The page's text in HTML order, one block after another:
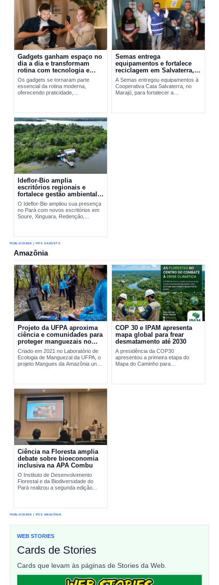
Gadgets ganham espaço no
dia a dia e transformam
rotina com tecnologia e
praticidade
Os gadgets se tornaram parte
essencial da rotina moderna,
oferecendo praticidade,
dispositivos vai do Walkman aos
smartphones...
Semas entrega
equipamentos e fortalece
reciclagem em Salvaterra,
no Marajó
A Semas entregou equipamentos à
Cooperativa Cata Salvaterra, no
Marajó, para fortalecer a
Ideflor-Bio amplia
escritórios regionais e
fortalece gestão ambiental
no Pará
O Ideflor-Bio ampliou sua presença
no Pará com novos escritórios em
Soure, Xinguara, Redenção,...
PUBLICIDADE | PÓS GADGETS
Amazônia
Projeto da UFPA aproxima
ciência e comunidades para
proteger manguezais no
Pará
Criado em 2021 no Laboratório de
Ecologia de Manguezal da UFPA, o
projeto Mangues da Amazônia une
COP 30 e IPAM apresenta
mapa global para frear
desmatamento até 2030
A presidência da COP30
apresentou a primeira etapa do
Mapa do Caminho para
Ciência na Floresta amplia
debate sobre bioeconomia
inclusiva na APA Combu
O Instituto de Desenvolvimento
Florestal e da Biodiversidade do
Pará realizou a segunda edição...
PUBLICIDADE | PÓS AMAZÔNIA
WEB STORIES
Cards de Stories
Cards que levam às páginas de Stories da Web.